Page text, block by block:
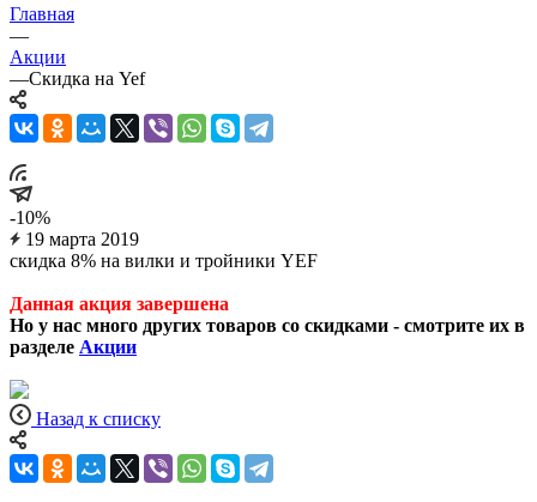
Главная
—
Акции
—Скидка на Yef
-10%
19 марта 2019
скидка 8% на вилки и тройники YEF
Данная акция завершена
Но у нас много других товаров со скидками - смотрите их в
разделе Акции
Назад к списку